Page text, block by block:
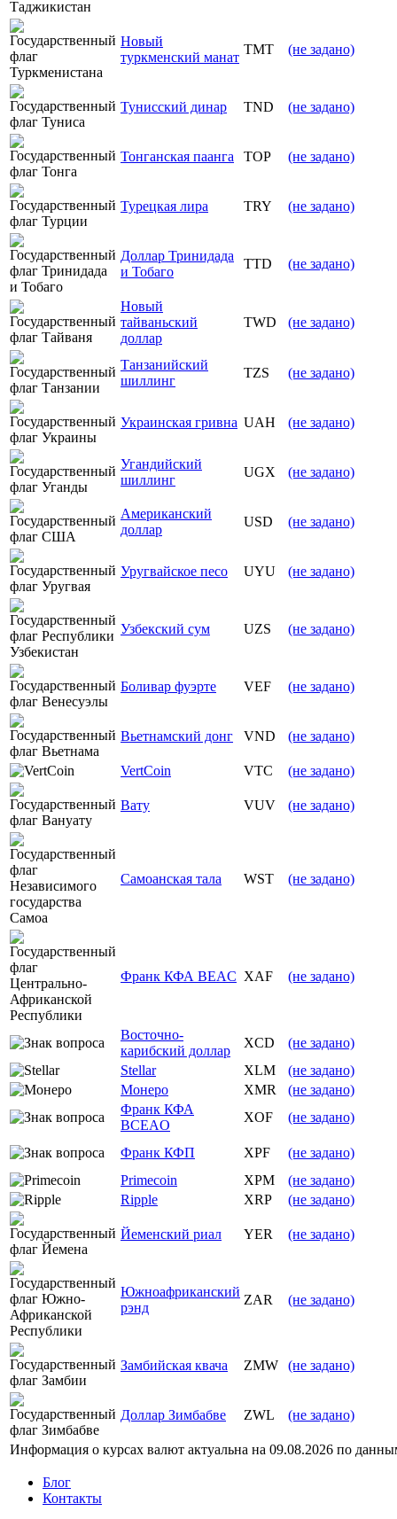
Новый
туркменский манат
TMT (не задано)
Тунисский динар TND (не задано)
Тонганская паанга TOP (не задано)
Турецкая лира TRY (не задано)
Доллар Тринидада
и Тобаго
TTD (не задано)
Новый
тайваньский
доллар
TWD (не задано)
Танзанийский
шиллинг
TZS (не задано)
Украинская гривна UAH (не задано)
Угандийский
шиллинг
UGX (не задано)
Американский
доллар
USD (не задано)
Уругвайское песо UYU (не задано)
Узбекский сум UZS (не задано)
Боливар фуэрте VEF (не задано)
Вьетнамский донг VND (не задано)
VertCoin VTC (не задано)
Вату VUV (не задано)
Самоанская тала WST (не задано)
Франк КФА BEAC XAF (не задано)
Восточно-
карибский доллар
XCD
(не задано)
Stellar
XLM
(не задано)
Монеро
XMR
(не задано)
Франк КФА
BCEAO
XOF (не задано)
Франк КФП XPF
(не задано)
Primecoin
XPM
(не задано)
Ripple
XRP (не задано)
Йеменский риал YER (не задано)
Южноафриканский
рэнд
ZAR (не задано)
Замбийская квача ZMW (не задано)
Доллар Зимбабве ZWL (не задано)
Информация о курсах валют актуальна на 09.08.2026 по
Блог
Контакты